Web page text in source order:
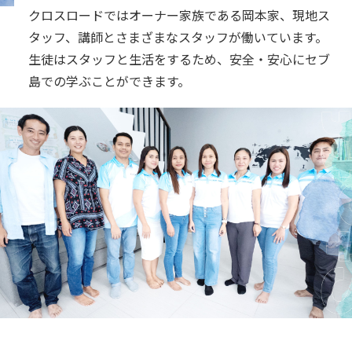
クロスロードではオーナー家族である岡本家、現地ス
タッフ、講師とさまざまなスタッフが働いています。
生徒はスタッフと生活をするため、安全・安心にセブ
島での学ぶことができます。